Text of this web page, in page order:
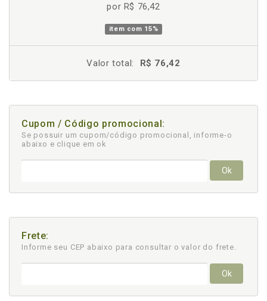
por R$ 76,42
item com 15%
Valor total: R$ 76,42
Cupom / Código promocional:
Se possuir um cupom/código promocional, informe-o
abaixo e clique em ok
Ok
Frete:
Informe seu CEP abaixo para consultar o valor do frete.
Ok